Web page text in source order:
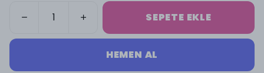
SEPETE EKLE
HEMEN AL